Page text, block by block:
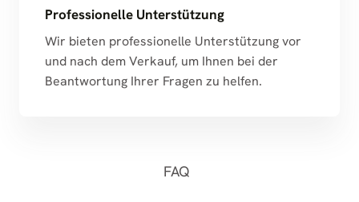
Professionelle Unterstützung
Wir bieten professionelle Unterstützung vor
und nach dem Verkauf, um Ihnen bei der
Beantwortung Ihrer Fragen zu helfen.
FAQ